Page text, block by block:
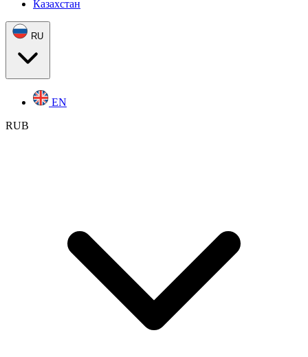
Казахстан
RU
EN
RUB